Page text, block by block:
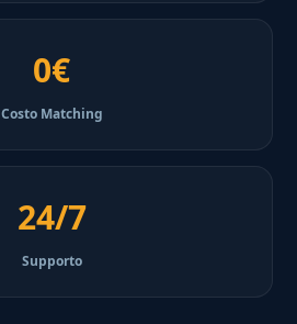
0€
Costo Matching
24/7
Supporto